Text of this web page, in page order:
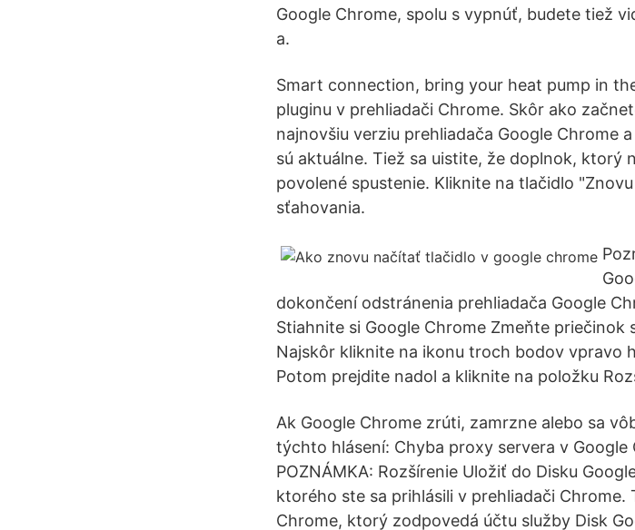
Google Chrome, spolu s vypnúť, budete tiež
a.
Smart connection, bring your heat pump in
pluginu v prehliadači Chrome. Skôr ako
najnovšiu verziu prehliadača Google Chrome
sú aktuálne. Tiež sa uistite, že doplnok, ktorý
povolené spustenie. Kliknite na tlačidlo
sťahovania.
dokončení odstránenia prehliadača Google
Stiahnite si Google Chrome Zmeňte
Najskôr kliknite na ikonu troch bodov vpravo
Potom prejdite nadol a kliknite na položku
Ak Google Chrome zrúti, zamrzne alebo sa
týchto hlásení: Chyba proxy servera v Google
POZNÁMKA: Rozšírenie Uložiť do Disku
ktorého ste sa prihlásili v prehliadači
Chrome, ktorý zodpovedá účtu služby Disk